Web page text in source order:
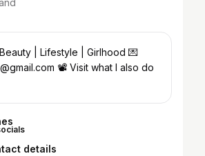
| Lifestyle | Girlhood 💌
📽 Visit what I also do
details